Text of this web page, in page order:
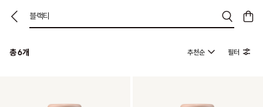
블랙티
총6개 추천순 필터